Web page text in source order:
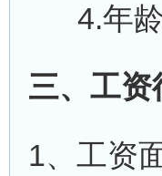
4.年龄
三、工资
1、工资